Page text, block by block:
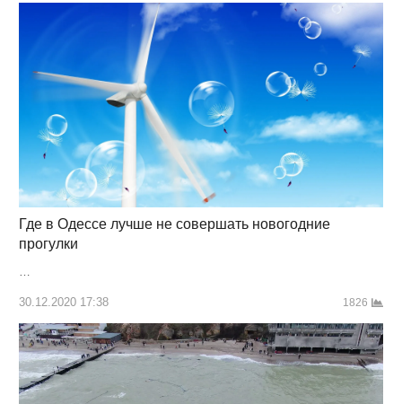
Где в Одессе лучше не совершать новогодние
прогулки
…
30.12.2020 17:38 1826